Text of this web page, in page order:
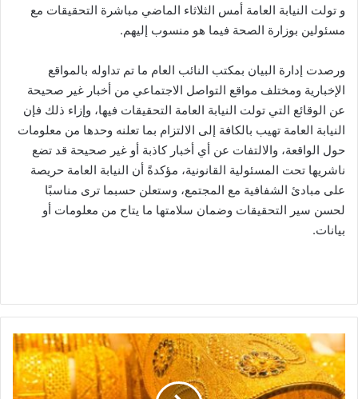
و تولت النيابة العامة أمس الثلاثاء الماضي مباشرة التحقيقات مع
مسئولين بوزارة الصحة فيما هو منسوب إليهم.
ورصدت إدارة البيان بمكتب النائب العام ما تم تداوله بالمواقع
الإخبارية ومختلف مواقع التواصل الاجتماعي من أخبار غير صحيحة
عن الوقائع التي تولت النيابة العامة التحقيقات فيها، وإزاء ذلك فإن
النيابة العامة تهيب بالكافة إلى الالتزام بما تعلنه وحدها من معلومات
حول الواقعة، والالتفات عن أي أخبار كاذبة أو غير صحيحة قد تضع
ناشريها تحت المسئولية القانونية، مؤكدةً أن النيابة العامة حريصة
على مبادئ الشفافية مع المجتمع، وستعلن حسبما ترى مناسبًا
لحسن سير التحقيقات وضمان سلامتها ما يتاح من معلومات أو
بيانات.
أسعار
الذهب
اليوم
الجمعة